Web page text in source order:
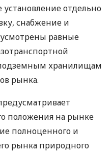
отдельно
снабжение и
равные
хранилищам
рынка.
положения на рынке
полноценного и
рынка природного